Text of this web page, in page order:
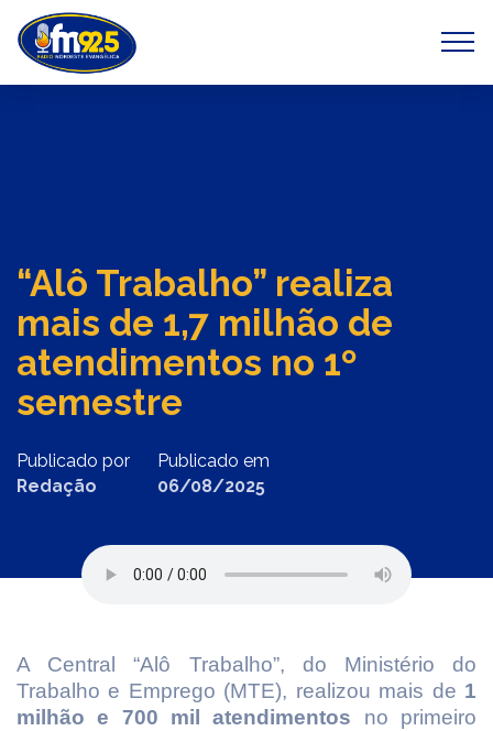
Previous Next
“Alô Trabalho” realiza
mais de 1,7 milhão de
atendimentos no 1º
semestre
Publicado por
Redação
Publicado em
06/08/2025
A Central “Alô Trabalho”, do Ministério do
Trabalho e Emprego (MTE), realizou mais de 1
milhão e 700 mil atendimentos no primeiro